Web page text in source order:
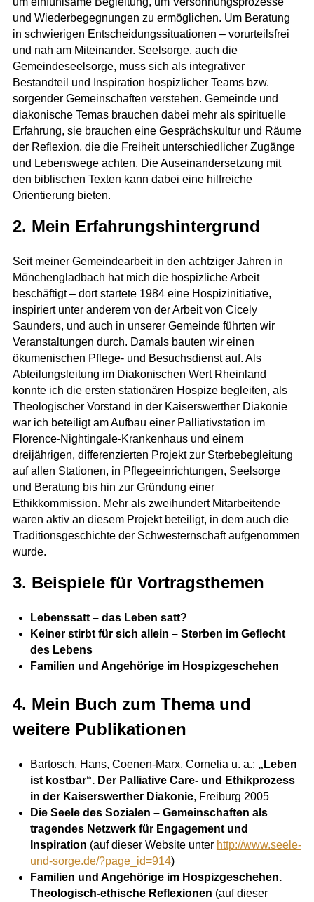
und Wiederbegegnungen zu ermöglichen. Um Beratung
in schwierigen Entscheidungssituationen – vorurteilsfrei
und nah am Miteinander. Seelsorge, auch die
Gemeindeseelsorge, muss sich als integrativer
Bestandteil und Inspiration hospizlicher Teams bzw.
sorgender Gemeinschaften verstehen. Gemeinde und
diakonische Temas brauchen dabei mehr als spirituelle
Erfahrung, sie brauchen eine Gesprächskultur und Räume
der Reflexion, die die Freiheit unterschiedlicher Zugänge
und Lebenswege achten. Die Auseinandersetzung mit
den biblischen Texten kann dabei eine hilfreiche
Orientierung bieten.
2. Mein Erfahrungshintergrund
Seit meiner Gemeindearbeit in den achtziger Jahren in
Mönchengladbach hat mich die hospizliche Arbeit
beschäftigt – dort startete 1984 eine Hospizinitiative,
inspiriert unter anderem von der Arbeit von Cicely
Saunders, und auch in unserer Gemeinde führten wir
Veranstaltungen durch. Damals bauten wir einen
ökumenischen Pflege- und Besuchsdienst auf. Als
Abteilungsleitung im Diakonischen Wert Rheinland
konnte ich die ersten stationären Hospize begleiten, als
Theologischer Vorstand in der Kaiserswerther Diakonie
war ich beteiligt am Aufbau einer Palliativstation im
Florence-Nightingale-Krankenhaus und einem
dreijährigen, differenzierten Projekt zur Sterbebegleitung
auf allen Stationen, in Pflegeeinrichtungen, Seelsorge
und Beratung bis hin zur Gründung einer
Ethikkommission. Mehr als zweihundert Mitarbeitende
waren aktiv an diesem Projekt beteiligt, in dem auch die
Traditionsgeschichte der Schwesternschaft aufgenommen
wurde.
3. Beispiele für Vortragsthemen
Lebenssatt – das Leben satt?
Keiner stirbt für sich allein – Sterben im Geflecht
des Lebens
Familien und Angehörige im Hospizgeschehen
4. Mein Buch zum Thema und
weitere Publikationen
Bartosch, Hans, Coenen-Marx, Cornelia u. a.: „Leben
ist kostbar“. Der Palliative Care- und Ethikprozess
in der Kaiserswerther Diakonie, Freiburg 2005
Die Seele des Sozialen – Gemeinschaften als
tragendes Netzwerk für Engagement und
Inspiration (auf dieser Website unter http://www.seele-
und-sorge.de/?page_id=914)
Familien und Angehörige im Hospizgeschehen.
Theologisch-ethische Reflexionen (auf dieser